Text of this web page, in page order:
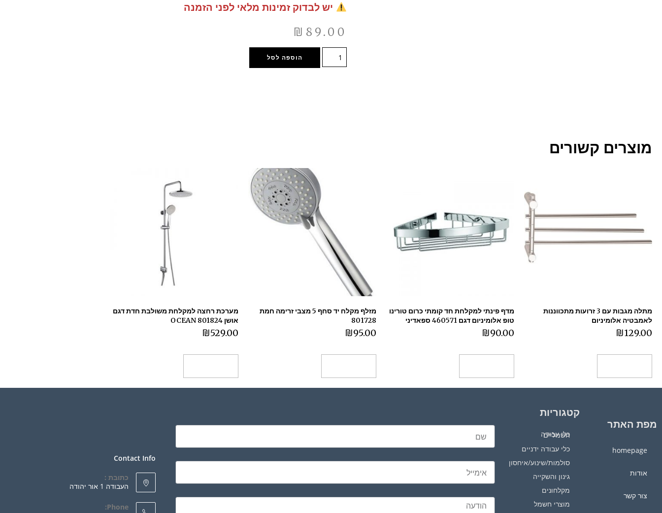
יש לבדוק זמינות מלאי לפני הזמנה
₪ 89.00
הוספה לסל
מוצרים קשורים
מתלה מגבות עם 3 זרועות מתכווננות
לאמבטיה אלומיניום
₪129.00
מדף פינתי למקלחת חד קומתי כרום טורינו
טופ אלומיניום דגם 460571 ספאדיני
₪90.00
מזלף מקלח יד סחף 5 מצבי זרימה חמת
801728
₪95.00
מערכת רחצה למקלחת משולבת חדת דגם
אושן OCEAN 801824
₪529.00
מפת האתר
homepage
אודות
צור קשר
קטגוריות
כלי עבודה חשמליים
כלי עבודה ידניים
סולמות/שינוע/איחסון
גינון והשקייה
מקלחונים
מוצרי חשמל
Contact Info
כתובת :
העבודה 1 אור יהודה
Phone: